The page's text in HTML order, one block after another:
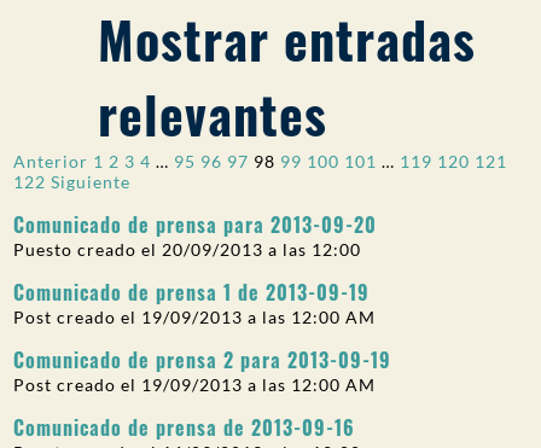
LICENCIAS Y PERMISOS
PFAS EN NM
FINANCIACIÓN
SERVICIOS EN LÍNEA
BIBLIOTECA
PARTICIPACIÓN DEL PÚBLICO
Buscar:
Mostrar entradas
relevantes
Paginación
entradas
Anterior 1 2 3 4 … 95 96 97 98 99 100 101 … 119 120 121
122 Siguiente
Comunicado de prensa para 2013-09-20
Puesto creado el 20/09/2013 a las 12:00
Comunicado de prensa 1 de 2013-09-19
Post creado el 19/09/2013 a las 12:00 AM
Comunicado de prensa 2 para 2013-09-19
Post creado el 19/09/2013 a las 12:00 AM
Comunicado de prensa de 2013-09-16